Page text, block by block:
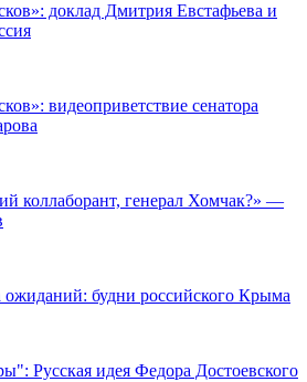
доклад Дмитрия Евстафьева и
видеоприветствие сенатора
коллаборант, генерал Хомчак?» —
ожиданий: будни российского Крыма
Русская идея Федора Достоевского